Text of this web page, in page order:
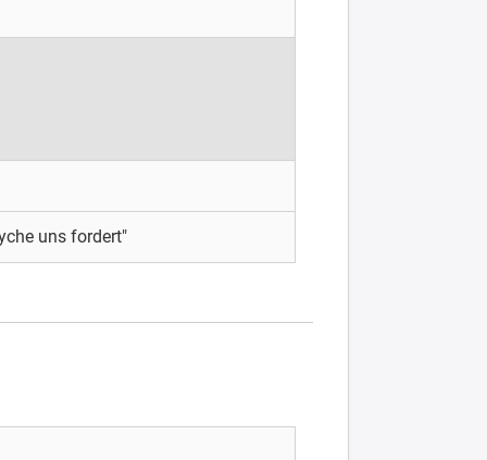
uns fordert"